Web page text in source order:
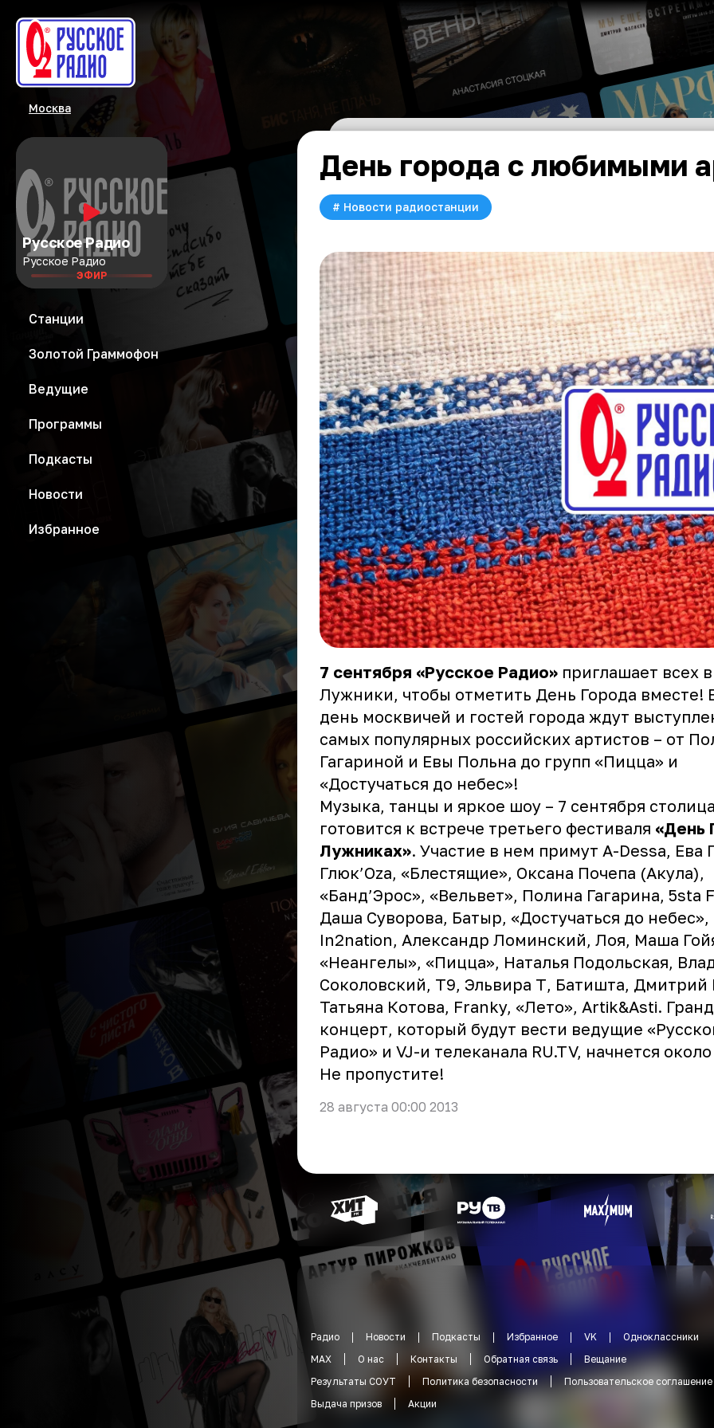
Москва
Русское Радио
Русское Радио
ЭФИР
Станции
Золотой Граммофон
Ведущие
Программы
Подкасты
Новости
Избранное
День города с любимыми
# Новости радиостанции
7 сентября «Русское Радио» приглашает всех в
Лужники, чтобы отметить День Города вместе!
день москвичей и гостей города ждут
самых популярных российских артистов – от
Гагариной и Евы Польна до групп «Пицца» и
«Достучаться до небес»!
Музыка, танцы и яркое шоу – 7 сентября
готовится к встрече третьего фестиваля «День
Лужниках». Участие в нем примут A-Dessa, Ева
Глюк’Ozа, «Блестящие», Оксана Почепа (Акула),
«Банд’Эрос», «Вельвет», Полина Гагарина, 5sta
Даша Суворова, Батыр, «Достучаться до
In2nation, Александр Ломинский, Лоя, Маша
«Неангелы», «Пицца», Наталья Подольская,
Соколовский, Т9, Эльвира Т, Батишта, Дмитрий
Татьяна Котова, Franky, «Лето», Artik&Asti.
концерт, который будут вести ведущие
Радио» и VJ-и телеканала RU.TV, начнется
Не пропустите!
28 августа 00:00 2013
Радио Новости Подкасты Избранное VK
Одноклассники
MAX
О нас Контакты Обратная связь
Вещание
Результаты СОУТ
Политика безопасности
Пользовательское соглашение
Выдача призов
Акции